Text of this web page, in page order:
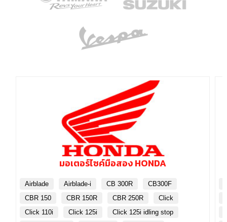
มอเตอร์ไซค์มือสอง HONDA
Airblade Airblade-i CB 300R
CB300F
CBR 150
CBR 150R CBR 250R
Click
Click 110i
Click 125i
Click 125i idling stop